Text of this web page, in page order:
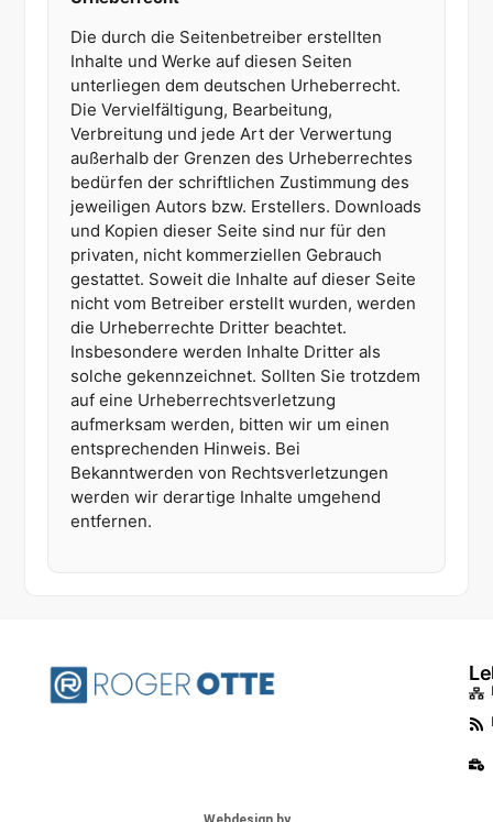
Die durch die Seitenbetreiber erstellten
Inhalte und Werke auf diesen Seiten
unterliegen dem deutschen Urheberrecht.
Die Vervielfältigung, Bearbeitung,
Verbreitung und jede Art der Verwertung
außerhalb der Grenzen des Urheberrechtes
bedürfen der schriftlichen Zustimmung des
jeweiligen Autors bzw. Erstellers. Downloads
und Kopien dieser Seite sind nur für den
privaten, nicht kommerziellen Gebrauch
gestattet. Soweit die Inhalte auf dieser Seite
nicht vom Betreiber erstellt wurden, werden
die Urheberrechte Dritter beachtet.
Insbesondere werden Inhalte Dritter als
solche gekennzeichnet. Sollten Sie trotzdem
auf eine Urheberrechtsverletzung
aufmerksam werden, bitten wir um einen
entsprechenden Hinweis. Bei
Bekanntwerden von Rechtsverletzungen
werden wir derartige Inhalte umgehend
entfernen.